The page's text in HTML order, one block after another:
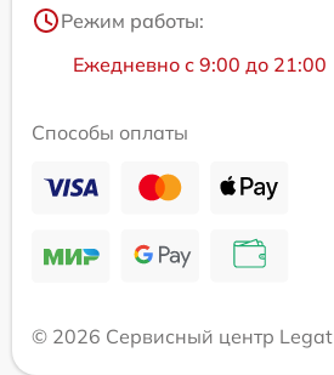
Режим работы:
Ежедневно с 9:00 до 21:00
Способы оплаты
© 2026 Сервисный центр Legat